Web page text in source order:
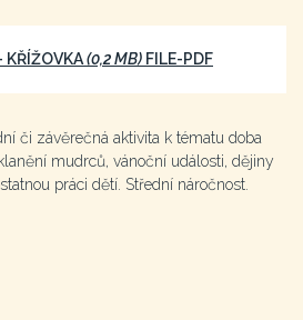
KŘÍŽOVKA(0,2 MB) FILE-PDF
či závěrečná aktivita k tématu doba
mudrců, vánoční události, dějiny
práci dětí. Střední náročnost.